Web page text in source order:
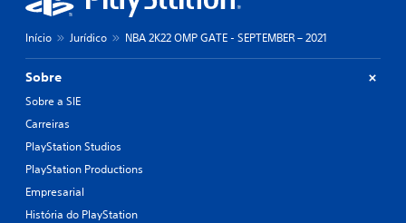
Início Jurídico NBA 2K22 OMP GATE - SEPTEMBER – 2021
Sobre
Sobre a SIE
Carreiras
PlayStation Studios
PlayStation Productions
Empresarial
História do PlayStation